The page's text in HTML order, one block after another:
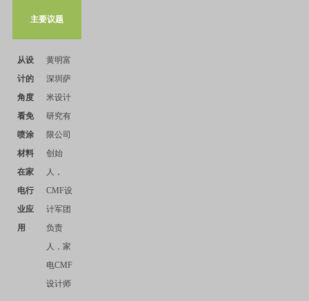
主要议题
从设
计的
角度
看免
喷涂
材料
在家
电行
业应
用
黄明富
深圳萨
米设计
研究有
限公司
创始
人，
CMF设
计军团
负责
人，家
电CMF
设计师